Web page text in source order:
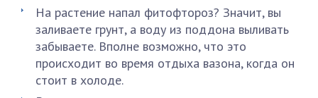
На растение напал фитофтороз? Значит, вы
заливаете грунт, а воду из поддона выливать
забываете. Вполне возможно, что это
происходит во время отдыха вазона, когда он
стоит в холоде.